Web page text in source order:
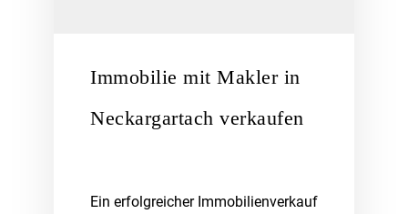
Immobilie mit Makler in
Neckargartach verkaufen
Ein erfolgreicher Immobilienverkauf